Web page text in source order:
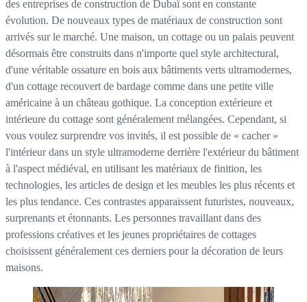
des entreprises de construction de Dubaï sont en constante
évolution. De nouveaux types de matériaux de construction sont
arrivés sur le marché. Une maison, un cottage ou un palais peuvent
désormais être construits dans n'importe quel style architectural,
d'une véritable ossature en bois aux bâtiments verts ultramodernes,
d'un cottage recouvert de bardage comme dans une petite ville
américaine à un château gothique. La conception extérieure et
intérieure du cottage sont généralement mélangées. Cependant, si
vous voulez surprendre vos invités, il est possible de « cacher »
l'intérieur dans un style ultramoderne derrière l'extérieur du bâtiment
à l'aspect médiéval, en utilisant les matériaux de finition, les
technologies, les articles de design et les meubles les plus récents et
les plus tendance. Ces contrastes apparaissent futuristes, nouveaux,
surprenants et étonnants. Les personnes travaillant dans des
professions créatives et les jeunes propriétaires de cottages
choisissent généralement ces derniers pour la décoration de leurs
maisons.